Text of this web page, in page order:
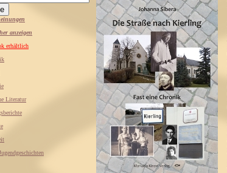
anzeigen
erhältlich
Literatur